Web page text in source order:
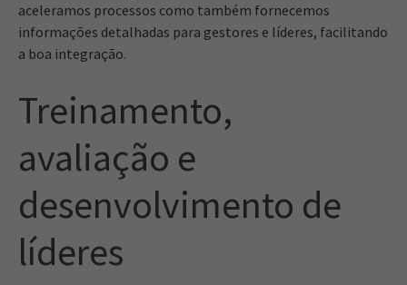
aceleramos processos como também fornecemos
informações detalhadas para gestores e líderes, facilitando
a boa integração.
Treinamento,
avaliação e
desenvolvimento de
líderes